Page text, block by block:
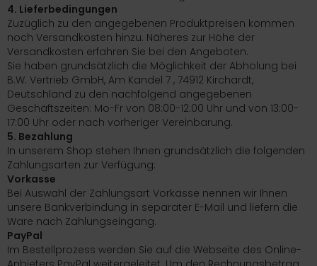
4. Lieferbedingungen
Zuzüglich zu den angegebenen Produktpreisen kommen
noch Versandkosten hinzu. Näheres zur Höhe der
Versandkosten erfahren Sie bei den Angeboten.
Sie haben grundsätzlich die Möglichkeit der Abholung bei
B.W. Vertrieb GmbH, Am Kandel 7 , 74912 Kirchardt,
Deutschland zu den nachfolgend angegebenen
Geschäftszeiten: Mo-Fr von 08:00-12:00 Uhr und von 13:00-
17:00 Uhr oder nach vorheriger Vereinbarung.
5. Bezahlung
In unserem Shop stehen Ihnen grundsätzlich die folgenden
Zahlungsarten zur Verfügung:
Vorkasse
Bei Auswahl der Zahlungsart Vorkasse nennen wir Ihnen
unsere Bankverbindung in separater E-Mail und liefern die
Ware nach Zahlungseingang.
PayPal
Im Bestellprozess werden Sie auf die Webseite des Online-